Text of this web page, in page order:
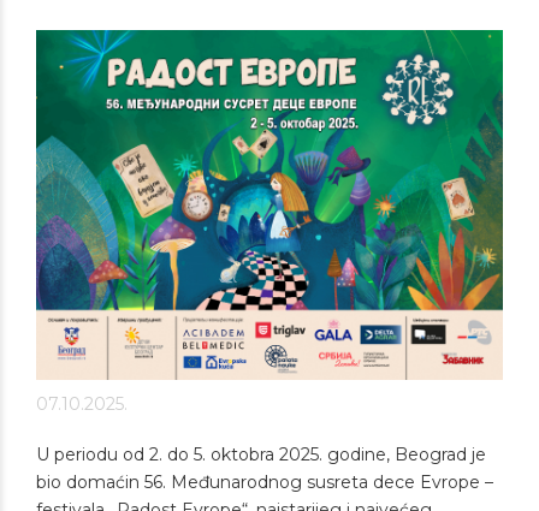
07.10.2025.
U periodu od 2. do 5. oktobra 2025. godine, Beograd je
bio domaćin 56. Međunarodnog susreta dece Evrope –